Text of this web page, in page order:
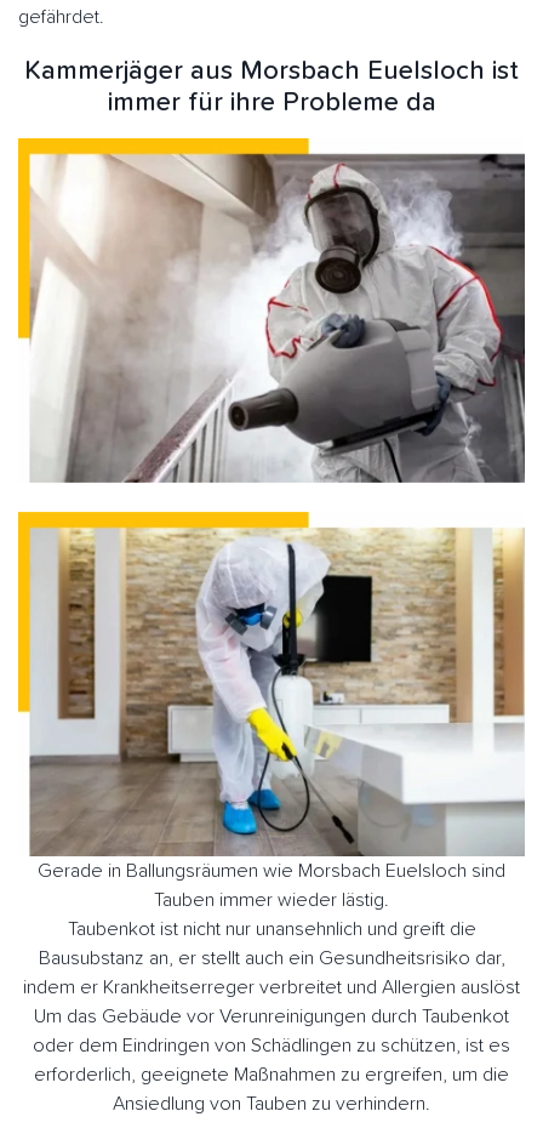
gefährdet.
Kammerjäger aus Morsbach Euelsloch ist
immer für ihre Probleme da
Gerade in Ballungsräumen wie Morsbach Euelsloch sind
Tauben immer wieder lästig.
Taubenkot ist nicht nur unansehnlich und greift die
Bausubstanz an, er stellt auch ein Gesundheitsrisiko dar,
indem er Krankheitserreger verbreitet und Allergien auslöst
Um das Gebäude vor Verunreinigungen durch Taubenkot
oder dem Eindringen von Schädlingen zu schützen, ist es
erforderlich, geeignete Maßnahmen zu ergreifen, um die
Ansiedlung von Tauben zu verhindern.